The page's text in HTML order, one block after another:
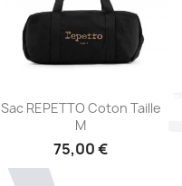
Aperçu rapide
Sac REPETTO Coton Taille
M
75,00 €